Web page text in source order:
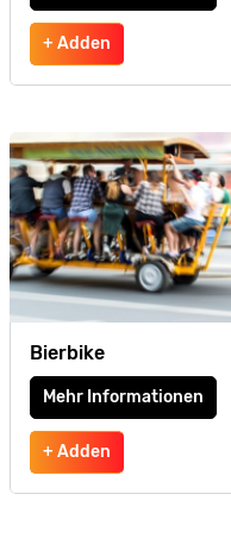
+ Adden
Bierbike
Mehr Informationen
+ Adden